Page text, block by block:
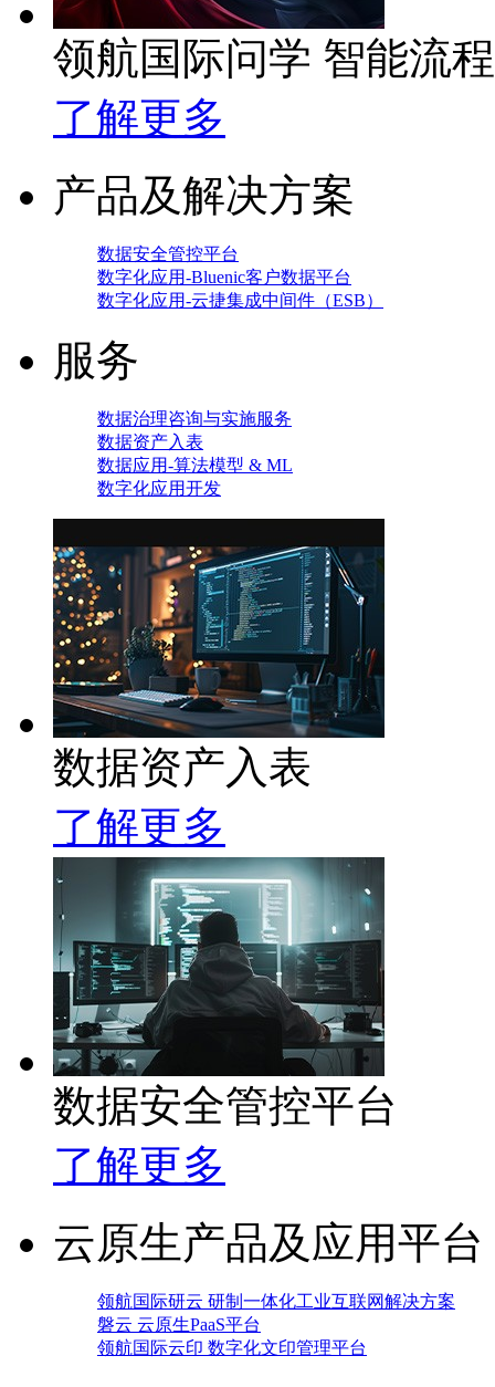
领航国际问学 智能流
了解更多
产品及解决方案
数据安全管控平台
数字化应用-Bluenic客户数据平台
数字化应用-云捷集成中间件（ESB）
服务
数据治理咨询与实施服务
数据资产入表
数据应用-算法模型 & ML
数字化应用开发
数据资产入表
了解更多
数据安全管控平台
了解更多
云原生产品及应用平台
领航国际研云 研制一体化工业互联网解决方案
磐云 云原生PaaS平台
领航国际云印 数字化文印管理平台